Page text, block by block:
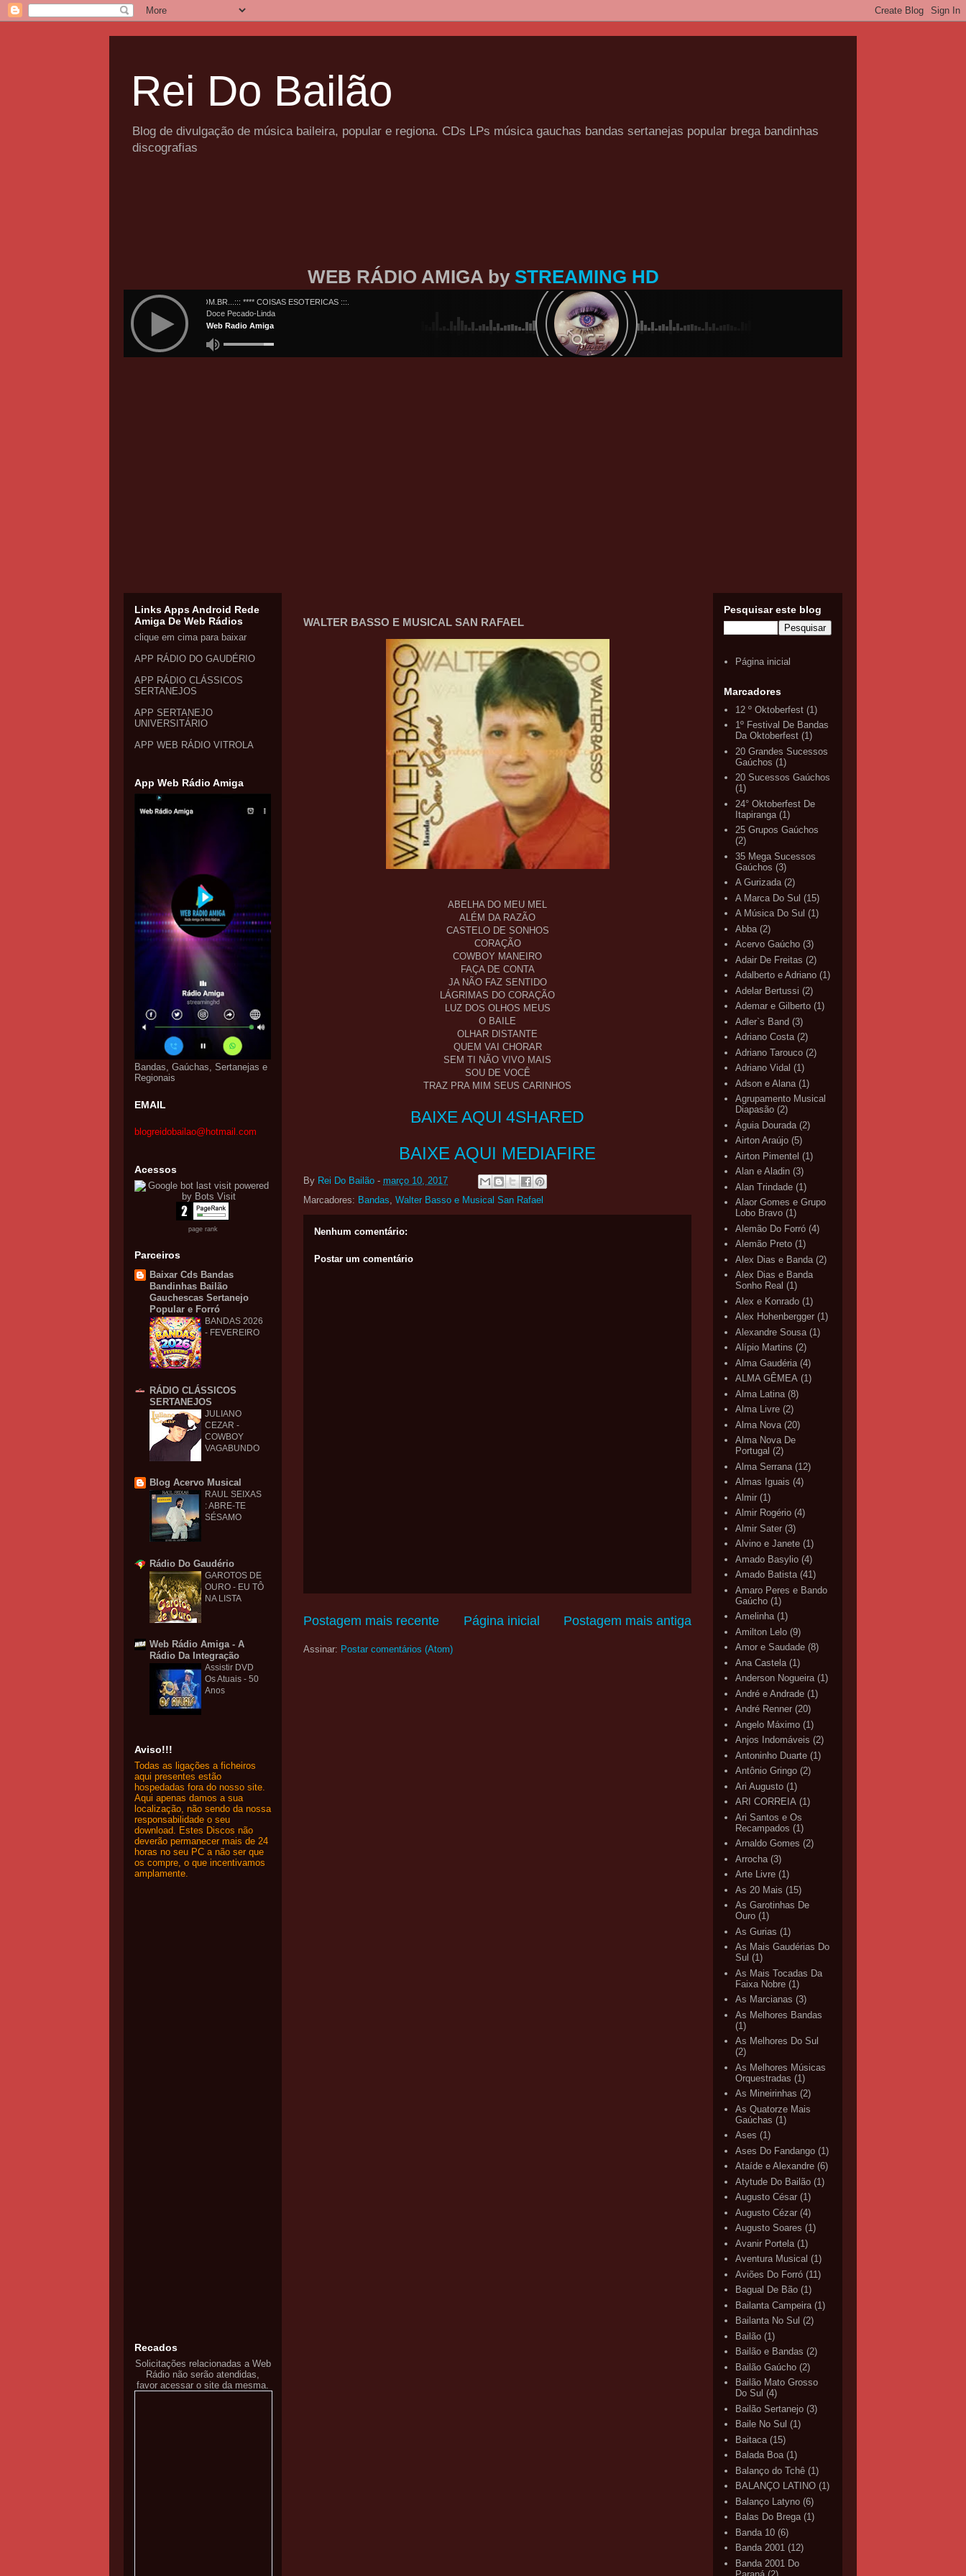
Rei Do Bailão
Blog de divulgação de música baileira, popular e regiona. CDs LPs música gauchas bandas sertanejas popular brega bandinhas
discografias
WEB RÁDIO AMIGA by STREAMING HD
WALTER BASSO E MUSICAL SAN RAFAEL
ABELHA DO MEU MEL
ALÉM DA RAZÃO
CASTELO DE SONHOS
CORAÇÃO
COWBOY MANEIRO
FAÇA DE CONTA
JA NÃO FAZ SENTIDO
LÁGRIMAS DO CORAÇÃO
LUZ DOS OLHOS MEUS
O BAILE
OLHAR DISTANTE
QUEM VAI CHORAR
SEM TI NÃO VIVO MAIS
SOU DE VOCÊ
TRAZ PRA MIM SEUS CARINHOS
BAIXE AQUI 4SHARED
BAIXE AQUI MEDIAFIRE
By Rei Do Bailão - março 10, 2017
Marcadores: Bandas, Walter Basso e Musical San Rafael
Nenhum comentário:
Postar um comentário
Postagem mais recente Postagem mais antiga
Página inicial
Assinar: Postar comentários (Atom)
Links Apps Android Rede
Amiga De Web Rádios
clique em cima para baixar
APP RÁDIO DO GAUDÉRIO
APP RÁDIO CLÁSSICOS
SERTANEJOS
APP SERTANEJO
UNIVERSITÁRIO
APP WEB RÁDIO VITROLA
App Web Rádio Amiga
Bandas, Gaúchas, Sertanejas e
Regionais
EMAIL
blogreidobailao@hotmail.com
Acessos
page rank
Parceiros
Baixar Cds Bandas
Bandinhas Bailão
Gauchescas Sertanejo
Popular e Forró
BANDAS 2026
- FEVEREIRO
RÁDIO CLÁSSICOS
SERTANEJOS
JULIANO
CEZAR -
COWBOY
VAGABUNDO
Blog Acervo Musical
RAUL SEIXAS
: ABRE-TE
SÉSAMO
Rádio Do Gaudério
GAROTOS DE
OURO - EU TÔ
NA LISTA
Web Rádio Amiga - A
Rádio Da Integração
Assistir DVD
Os Atuais - 50
Anos
Aviso!!!
Todas as ligações a ficheiros
aqui presentes estão
hospedadas fora do nosso site.
Aqui apenas damos a sua
localização, não sendo da nossa
responsabilidade o seu
download. Estes Discos não
deverão permanecer mais de 24
horas no seu PC a não ser que
os compre, o que incentivamos
amplamente.
Recados
Solicitações relacionadas a Web
Rádio não serão atendidas,
favor acessar o site da mesma.
Pesquisar este blog
Página inicial
Marcadores
12 º Oktoberfest (1)
1º Festival De Bandas
Da Oktoberfest (1)
20 Grandes Sucessos
Gaúchos (1)
20 Sucessos Gaúchos
(1)
24° Oktoberfest De
Itapiranga (1)
25 Grupos Gaúchos
(2)
35 Mega Sucessos
Gaúchos (3)
A Gurizada (2)
A Marca Do Sul (15)
A Música Do Sul (1)
Abba (2)
Acervo Gaúcho (3)
Adair De Freitas (2)
Adalberto e Adriano (1)
Adelar Bertussi (2)
Ademar e Gilberto (1)
Adler`s Band (3)
Adriano Costa (2)
Adriano Tarouco (2)
Adriano Vidal (1)
Adson e Alana (1)
Agrupamento Musical
Diapasão (2)
Águia Dourada (2)
Airton Araújo (5)
Airton Pimentel (1)
Alan e Aladin (3)
Alan Trindade (1)
Alaor Gomes e Grupo
Lobo Bravo (1)
Alemão Do Forró (4)
Alemão Preto (1)
Alex Dias e Banda (2)
Alex Dias e Banda
Sonho Real (1)
Alex e Konrado (1)
Alex Hohenbergger (1)
Alexandre Sousa (1)
Alípio Martins (2)
Alma Gaudéria (4)
ALMA GÊMEA (1)
Alma Latina (8)
Alma Livre (2)
Alma Nova (20)
Alma Nova De
Portugal (2)
Alma Serrana (12)
Almas Iguais (4)
Almir (1)
Almir Rogério (4)
Almir Sater (3)
Alvino e Janete (1)
Amado Basylio (4)
Amado Batista (41)
Amaro Peres e Bando
Gaúcho (1)
Amelinha (1)
Amilton Lelo (9)
Amor e Saudade (8)
Ana Castela (1)
Anderson Nogueira (1)
André e Andrade (1)
André Renner (20)
Angelo Máximo (1)
Anjos Indomáveis (2)
Antoninho Duarte (1)
Antônio Gringo (2)
Ari Augusto (1)
ARI CORREIA (1)
Ari Santos e Os
Recampados (1)
Arnaldo Gomes (2)
Arrocha (3)
Arte Livre (1)
As 20 Mais (15)
As Garotinhas De
Ouro (1)
As Gurias (1)
As Mais Gaudérias Do
Sul (1)
As Mais Tocadas Da
Faixa Nobre (1)
As Marcianas (3)
As Melhores Bandas
(1)
As Melhores Do Sul
(2)
As Melhores Músicas
Orquestradas (1)
As Mineirinhas (2)
As Quatorze Mais
Gaúchas (1)
Ases (1)
Ases Do Fandango (1)
Ataíde e Alexandre (6)
Atytude Do Bailão (1)
Augusto César (1)
Augusto Cézar (4)
Augusto Soares (1)
Avanir Portela (1)
Aventura Musical (1)
Aviões Do Forró (11)
Bagual De Bão (1)
Bailanta Campeira (1)
Bailanta No Sul (2)
Bailão (1)
Bailão e Bandas (2)
Bailão Gaúcho (2)
Bailão Mato Grosso
Do Sul (4)
Bailão Sertanejo (3)
Baile No Sul (1)
Baitaca (15)
Balada Boa (1)
Balanço do Tchê (1)
BALANÇO LATINO (1)
Balanço Latyno (6)
Balas Do Brega (1)
Banda 10 (6)
Banda 2001 (12)
Banda 2001 Do